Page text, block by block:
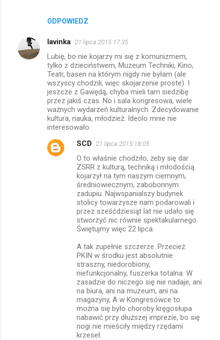
ODPOWIEDZ
lavinka 21 lipca 2015 17:35
Lubię, bo nie kojarzy mi się z komunizmem,
tylko z dzieciństwem, Muzeum Techniki, Kino,
Teatr, basen na którym nigdy nie byłam (ale
wszyscy chodzili, więc skojarzenie proste). I
jeszcze z Gawędą, chyba mieli tam siedzibę
przez jakiś czas. No i sala kongresowa, wiele
ważnych wydarzeń kulturalnych. Zdecydowanie
kultura, nauka, młodzież. Ideolo mnie nie
interesowało.
SCD 21 lipca 2015 18:05
O to właśnie chodziło, żeby się dar
ZSRR z kulturą, techniką i młodością
kojarzył na tym naszym ciemnym,
średniowiecznym, zabobonnym
zadupiu. Najwspanialszy budynek
stolicy towarzysze nam podarowali i
przez sześćdziesiąt lat nie udało się
stworzyć nic równie spektakularnego.
Świętujmy więc 22 lipca.
A tak zupełnie szczerze. Przecież
PKIN w środku jest absolutnie
straszny, niedorobiony,
niefunkcjonalny, fuszerka totalna. W
zasadzie do niczego się nie nadaje, ani
na biura, ani na muzeum, ani na
magazyny, A w Kongresówce to
można się było choroby kręgosłupa
nabawić przy dłuższej imprezie, bo się
nogi nie mieściły między rzędami
krzeseł.